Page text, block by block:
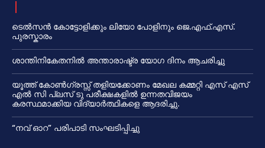
ടെൽസൻ കോട്ടോളിക്കും ലിയോ പോളിനും ജെ.എഫ്.എസ്.
പുരസ്കാരം
ശാന്തിനികേതനിൽ അന്താരാഷ്ട്ര യോഗ ദിനം ആചരിച്ചു
യൂത്ത് കോൺഗ്രസ്സ് തളിയക്കോണം മേഖല കമ്മറ്റി എസ് എസ്
എൽ സി പ്ലസ് ടു പരീക്ഷകളിൽ ഉന്നതവിജയം
കരസ്ഥമാക്കിയ വിദ്യാർത്ഥികളെ ആദരിച്ചു.
“നവ് ഓറ” പരിപാടി സംഘടിപ്പിച്ചു